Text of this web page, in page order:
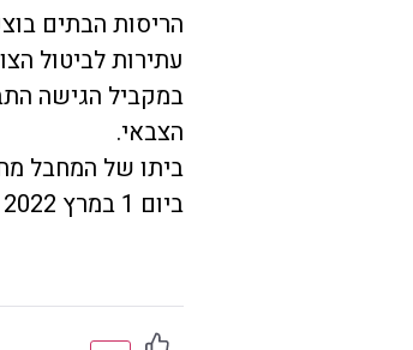
הריסות הבתים
עתירות לביטול
במקביל הגישה
הצבאי.
ביתו של המחבל מחמוד
ביום 1 במרץ 2022 הוצא צו להחרמה והריסת ביתו של המחבל עמר ג'אראדת.